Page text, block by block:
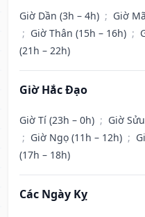
Giờ Dần (3h – 4h) ; Giờ
; Giờ Thân (15h – 16h) ;
(21h – 22h)
Giờ Hắc Đạo
Giờ Tí (23h – 0h) ; Giờ
; Giờ Ngọ (11h – 12h) ;
(17h – 18h)
Các Ngày Kỵ